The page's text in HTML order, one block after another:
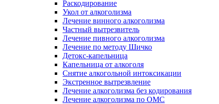
Раскодирование
Укол от алкоголизма
Лечение винного алкоголизма
Частный вытрезвитель
Лечение пивного алкоголизма
Лечение по методу Шичко
Детокс-капельница
Капельница от алкоголя
Снятие алкогольной интоксикации
Экстренное вытрезвление
Лечение алкоголизма без кодирования
Лечение алкоголизма по ОМС